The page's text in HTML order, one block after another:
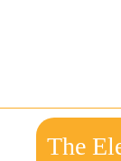
The